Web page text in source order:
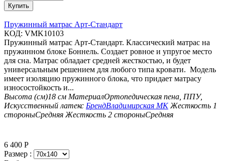
Купить
Пружинный матрас Арт-Стандарт
КОД: VMK10103
Пружинный матрас Арт-Стандарт. Классический матрас на
пружинном блоке Боннель. Создает ровное и упругое место
для сна. Матрас обладает средней жесткостью, и будет
универсальным решением для любого типа кровати. Модель
имеет изоляцию пружинного блока, что придает матрасу
износостойкость и...
Высота (см)18 см МатериалОртопедическая пена, ППУ,
Искусственный латекс БрендВладимирская МК Жесткость 1
стороныСредняя Жесткость 2 стороныСредняя
6 400 Р
Размер :